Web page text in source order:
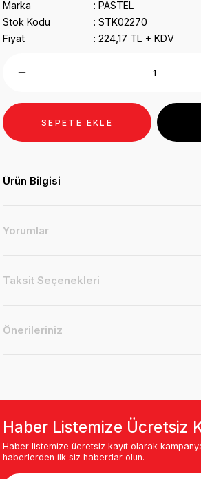
Marka
PASTEL
Stok Kodu
STK02270
Fiyat
224,17 TL + KDV
SEPETE EKLE
Ürün Bilgisi
Yorumlar
Taksit Seçenekleri
Önerileriniz
Haber Listemize Ücretsiz
Haber listemize ücretsiz kayıt olarak
haberlerden ilk siz haberdar olun.